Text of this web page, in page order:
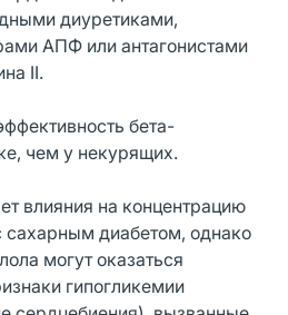
диуретиками,
АПФ или антагонистами
II.
бета-
чем у некурящих.
влияния на концентрацию
сахарным диабетом, однако
могут оказаться
гипогликемии